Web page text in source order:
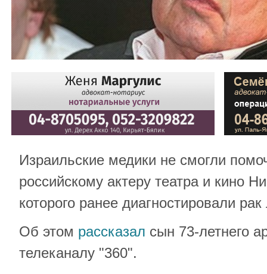
Израильские медики не смогли
российскому актеру театра и кино
которого ранее диагностировали рак
Об этом рассказал сын 73-летнего
телеканалу "360".